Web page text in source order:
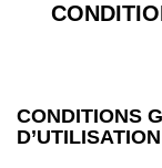
CONDITIONS